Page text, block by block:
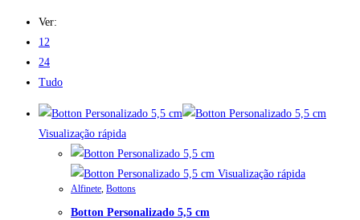
Ver:
12
24
Tudo
Visualização rápida
Visualização rápida
Alfinete, Bottons
Botton Personalizado 5,5 cm